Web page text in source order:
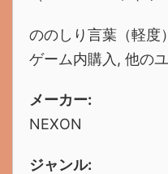
ののしり言葉（軽度
ゲーム内購入, 他の
メーカー:
NEXON
ジャンル: